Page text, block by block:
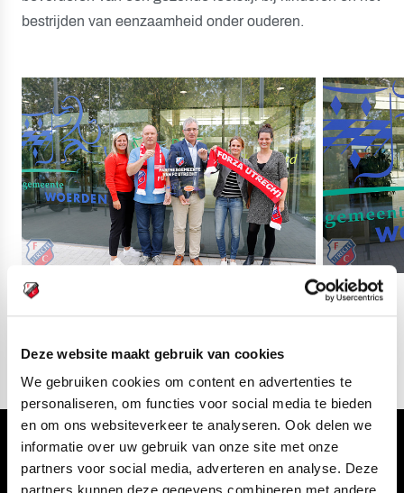
Deze website maakt gebruik van cookies
We gebruiken cookies om content en advertenties te
personaliseren, om functies voor social media te bieden
en om ons websiteverkeer te analyseren. Ook delen we
informatie over uw gebruik van onze site met onze
partners voor social media, adverteren en analyse. Deze
bestrijden van eenzaamheid onder ouderen.
Volg ons ook via